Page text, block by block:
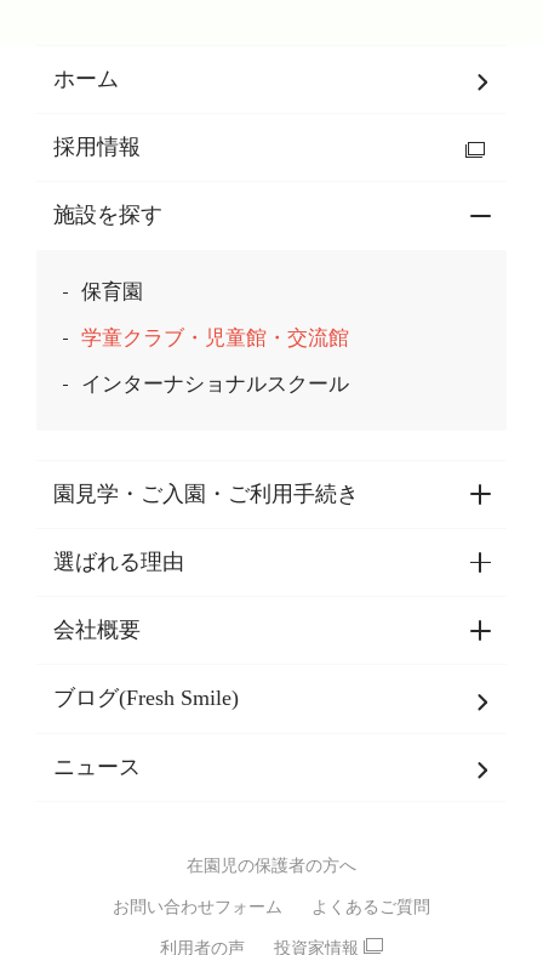
ホーム
採用情報
施設を探す
保育園
学童クラブ・児童館・交流館
インターナショナルスクール
園見学・ご入園・ご利用手続き
園見学・ご入園・ご利用手続き
東京都認証保育所空き状況
選ばれる理由
選ばれる理由一覧
乳児期・幼児期・
バイリンガル保育園
スポーツ保育園
モンテッソーリ式保育園
会社概要
会社概要
SDGsについて
ブログ(Fresh Smile)
ニュース
在園児の保護者の方へ
お問い合わせフォーム よくあるご質問
利用者の声 投資家情報